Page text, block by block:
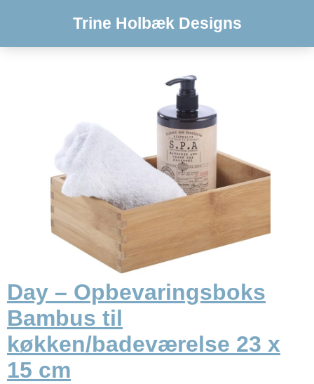
Trine Holbæk Designs
Day – Opbevaringsboks
Bambus til
køkken/badeværelse 23 x
15 cm